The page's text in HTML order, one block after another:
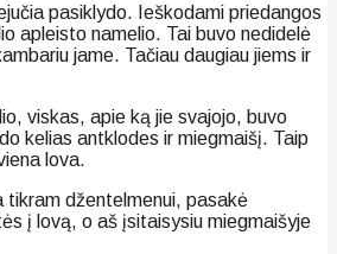
pasiklydo. Ieškodami priedangos
apleisto namelio. Tai buvo nedidelė
jame. Tačiau daugiau jiems ir
viskas, apie ką jie svajojo, buvo
kelias antklodes ir miegmaišį. Taip
lova.
tikram džentelmenui, pasakė
į lovą, o aš įsitaisysiu miegmaišyje